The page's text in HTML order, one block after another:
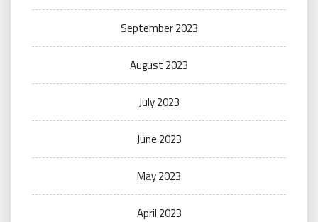
September 2023
August 2023
July 2023
June 2023
May 2023
April 2023